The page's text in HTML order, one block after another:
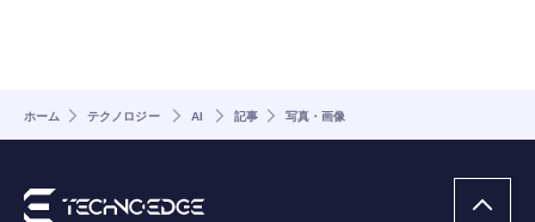
ホーム テクノロジー AI 記事 写真・画像